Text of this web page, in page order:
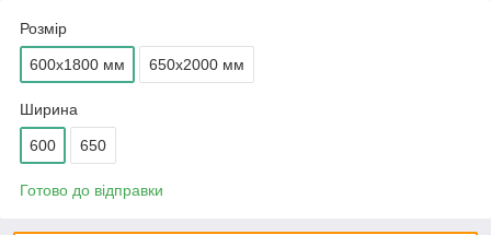
Розмір
600х1800 мм 650х2000 мм
Ширина
600 650
Готово до відправки